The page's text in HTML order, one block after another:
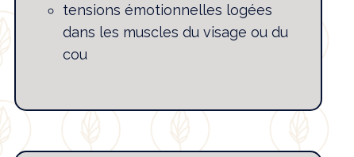
tensions émotionnelles logées
dans les muscles du visage ou du
cou